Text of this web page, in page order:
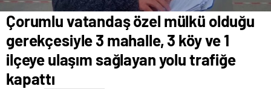
Çorumlu vatandaş özel mülkü olduğu
gerekçesiyle 3 mahalle, 3 köy ve 1
ilçeye ulaşım sağlayan yolu trafiğe
kapattı